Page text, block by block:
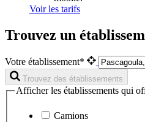
Voir les tarifs
Trouvez un
Votre établissement*
Trouvez des établissements
Afficher les établissements qui
Camions